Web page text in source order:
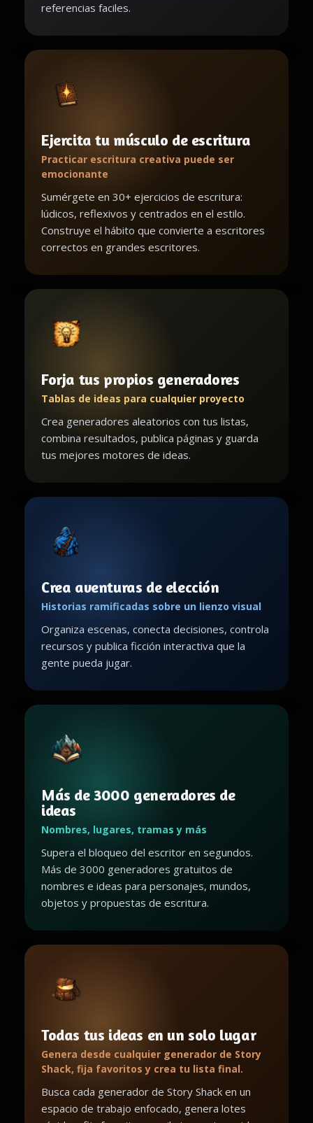
referencias faciles.
Ejercita tu músculo de escritura
Practicar escritura creativa puede ser
emocionante
Sumérgete en 30+ ejercicios de escritura:
lúdicos, reflexivos y centrados en el estilo.
Construye el hábito que convierte a escritores
correctos en grandes escritores.
Forja tus propios generadores
Tablas de ideas para cualquier proyecto
Crea generadores aleatorios con tus listas,
combina resultados, publica páginas y guarda
tus mejores motores de ideas.
Crea aventuras de elección
Historias ramificadas sobre un lienzo visual
Organiza escenas, conecta decisiones, controla
recursos y publica ficción interactiva que la
gente pueda jugar.
Más de 3000 generadores de
ideas
Nombres, lugares, tramas y más
Supera el bloqueo del escritor en segundos.
Más de 3000 generadores gratuitos de
nombres e ideas para personajes, mundos,
objetos y propuestas de escritura.
Todas tus ideas en un solo lugar
Genera desde cualquier generador de Story
Shack, fija favoritos y crea tu lista final.
Busca cada generador de Story Shack en un
espacio de trabajo enfocado, genera lotes